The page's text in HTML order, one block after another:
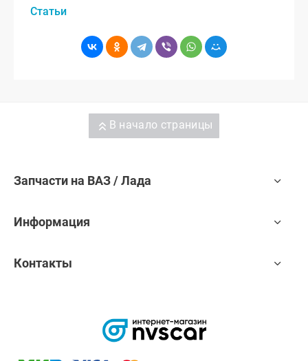
Статьи
В начало страницы
Запчасти на ВАЗ / Лада
Информация
Контакты